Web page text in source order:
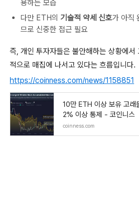
용하는 모습
다만 ETH의 기술적 약세 신호가 아직
므로 신중한 접근 필요
즉, 개인 투자자들은 불안해하는 상황에서
적으로 매집에 나서고 있다는 흐름입니다.
https://coinness.com/news/1158851
10만 ETH 이상 보유 고래
2% 이상 통제 - 코인니스
coinness.com